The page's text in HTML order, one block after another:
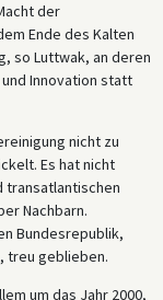
der
Ende des Kalten
so Luttwak, an deren
Innovation statt
nicht zu
Es hat nicht
transatlantischen
Nachbarn.
Bundesrepublik,
treu geblieben.
um das Jahr 2000,